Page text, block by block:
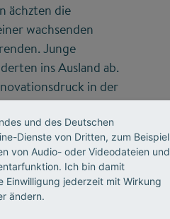
ächzten die
wachsenden
Junge
ins Ausland ab.
in der
hoch.
und des Deutschen
Dienste von Dritten, zum Beispiel
von Audio- oder Videodateien und
Ich bin damit
Einwilligung jederzeit mit Wirkung
ändern.